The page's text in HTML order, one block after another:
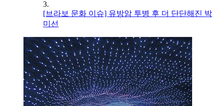
3.
[브라보 문화 이슈] 유방암 투병 후 더 단단해진 박
미선